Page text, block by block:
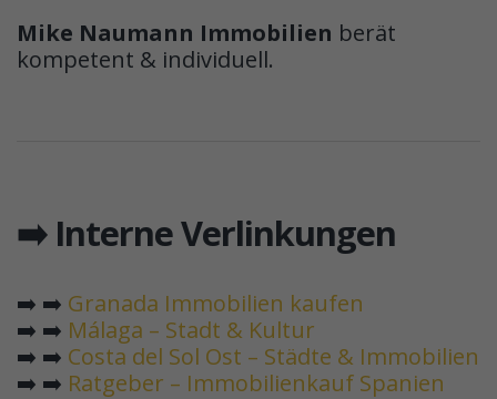
Mike Naumann Immobilien berät
kompetent & individuell.
➡️ Interne Verlinkungen
➡️ ➡️ Granada Immobilien kaufen
➡️ ➡️ Málaga – Stadt & Kultur
➡️ ➡️ Costa del Sol Ost – Städte & Immobilien
➡️ ➡️ Ratgeber – Immobilienkauf Spanien